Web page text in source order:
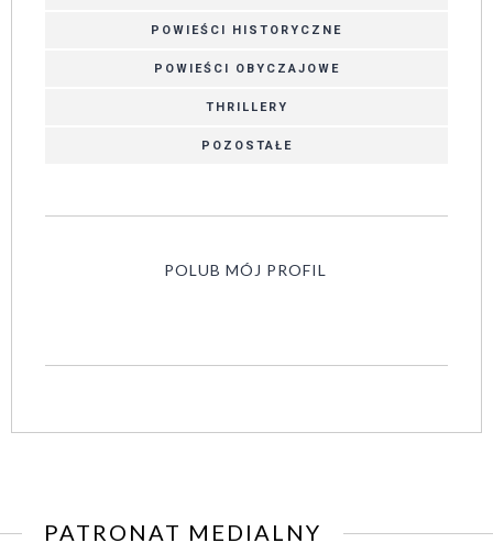
POWIEŚCI HISTORYCZNE
POWIEŚCI OBYCZAJOWE
THRILLERY
POZOSTAŁE
POLUB MÓJ PROFIL
PATRONAT MEDIALNY